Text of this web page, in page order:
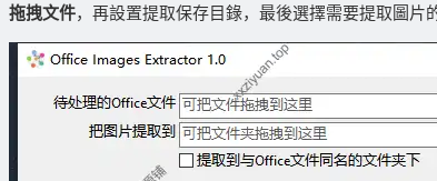
拖拽文件，再設置提取保存目錄，最後選擇需要提取圖片